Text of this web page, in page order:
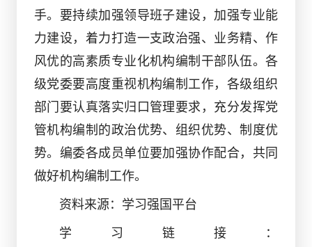
手。要持续加强领导班子建设，加强专业能
力建设，着力打造一支政治强、业务精、作
风优的高素质专业化机构编制干部队伍。各
级党委要高度重视机构编制工作，各级组织
部门要认真落实归口管理要求，充分发挥党
管机构编制的政治优势、组织优势、制度优
势。编委各成员单位要加强协作配合，共同
做好机构编制工作。
资料来源：学习强国平台
学习链接：